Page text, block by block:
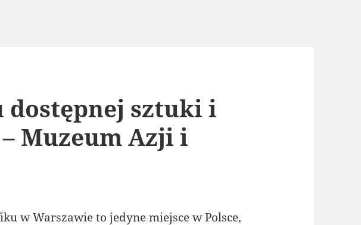
dostępnej sztuki i
Muzeum Azji i
w Warszawie to jedyne miejsce w Polsce,